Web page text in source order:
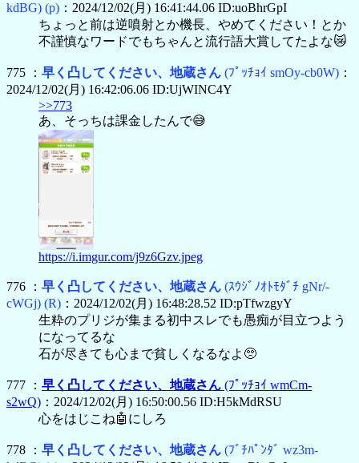
kdBG) (p) ：2024/12/02(月) 16:41:44.06 ID:uoBhrGpI
ちょっと前は逆噴射とか機長、やめてください！とか
不謹慎なワードでもちゃんと流行語大賞してたよな😿
775 ： 早く凸してください、地蔵さん (ﾌﾟｯﾁｮｲ smOy-cb0W) ：
2024/12/02(月) 16:42:06.06 ID:UjWINC4Y
>>773
あ、そっちは課金したんで😅
https://i.imgur.com/j9z6Gzv.jpeg
776 ： 早く凸してください、地蔵さん (ｽｳｼﾞﾉｵﾄﾓﾀﾞﾁ gNr/-
cWGj) (R) ：2024/12/02(月) 16:48:28.52 ID:pTfwzgyY
生粋のプリジが集まる初中スレでも愚痴が目立つよう
になってるな
石が尽きても心まで貧しくなるなよ🥺
777 ： 早く凸してください、地蔵さん (ﾌﾟｯﾁｮｲ wmCm-
s2wQ) ：2024/12/02(月) 16:50:00.56 ID:H5kMdRSU
心をはじこね🤖にしろ
778 ： 早く凸してください、地蔵さん (ﾌﾞﾁﾊﾟﾝﾀﾞ wz3m-